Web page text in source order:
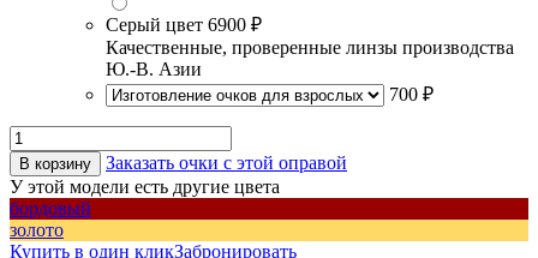
Серый цвет 6900 ₽
Качественные, проверенные линзы производства
Ю.-В. Азии
700 ₽
В корзину
Заказать очки с этой оправой
У этой модели есть другие цвета
бордовый
золото
Купить в один кликЗабронировать